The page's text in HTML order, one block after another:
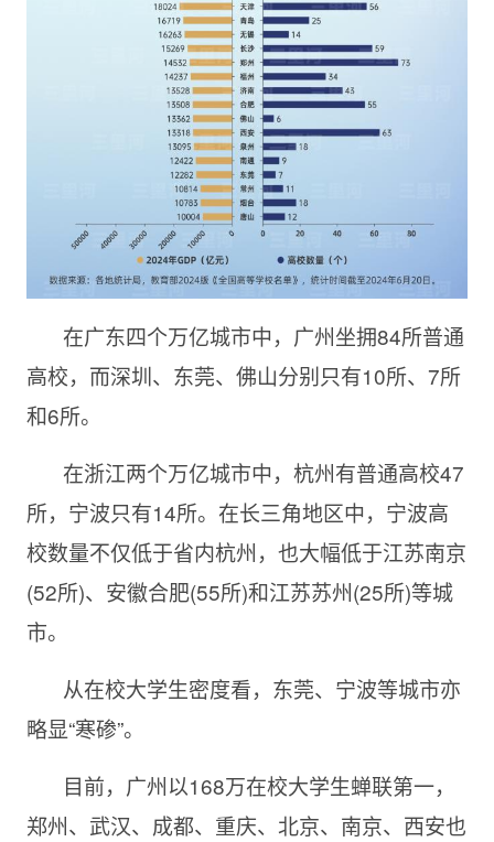
在广东四个万亿城市中，广州坐拥84所普通
高校，而深圳、东莞、佛山分别只有10所、7所
和6所。
在浙江两个万亿城市中，杭州有普通高校47
所，宁波只有14所。在长三角地区中，宁波高
校数量不仅低于省内杭州，也大幅低于江苏南京
(52所)、安徽合肥(55所)和江苏苏州(25所)等城
市。
从在校大学生密度看，东莞、宁波等城市亦
略显“寒碜”。
目前，广州以168万在校大学生蝉联第一，
郑州、武汉、成都、重庆、北京、南京、西安也